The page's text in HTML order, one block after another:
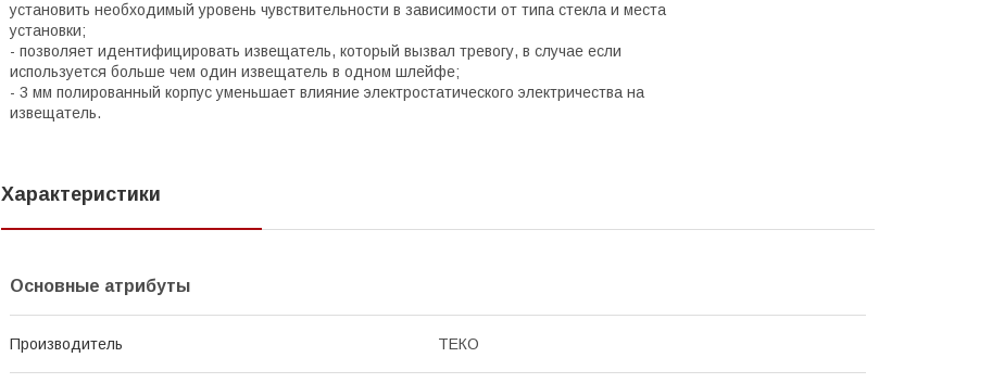
установить необходимый уровень чувствительности в зависимости от типа стекла и места
установки;
- позволяет идентифицировать извещатель, который вызвал тревогу, в случае если
используется больше чем один извещатель в одном шлейфе;
- 3 мм полированный корпус уменьшает влияние электростатического электричества на
извещатель.
Характеристики
Основные атрибуты
Производитель ТЕКО